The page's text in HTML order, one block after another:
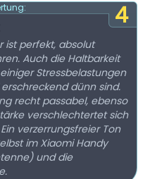
4
ist perfekt, absolut
Auch die Haltbarkeit
Stressbelastungen
dünn sind.
recht passabel, ebenso
verschlechtertet sich
verzerrungsfreier Ton
im Xiaomi Handy
und die